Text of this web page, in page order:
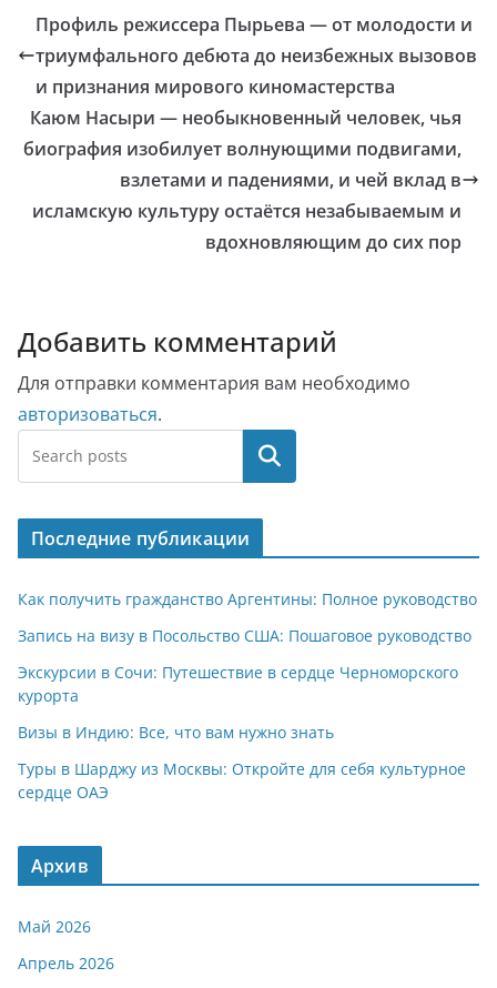
Профиль режиссера Пырьева — от молодости и
триумфального дебюта до неизбежных вызовов
и признания мирового киномастерства
Каюм Насыри — необыкновенный человек, чья
биография изобилует волнующими подвигами,
взлетами и падениями, и чей вклад в
исламскую культуру остаётся незабываемым и
вдохновляющим до сих пор
Добавить комментарий
Для отправки комментария вам необходимо
авторизоваться.
Поиск
Последние публикации
Как получить гражданство Аргентины: Полное руководство
Запись на визу в Посольство США: Пошаговое руководство
Экскурсии в Сочи: Путешествие в сердце Черноморского
курорта
Визы в Индию: Все, что вам нужно знать
Туры в Шарджу из Москвы: Откройте для себя культурное
сердце ОАЭ
Архив
Май 2026
Апрель 2026